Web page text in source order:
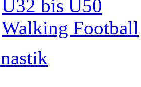
Ü32 bis Ü50
Walking Football